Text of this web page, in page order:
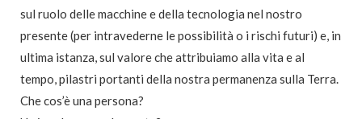
sul ruolo delle macchine e della tecnologia nel nostro
presente (per intravederne le possibilità o i rischi futuri) e, in
ultima istanza, sul valore che attribuiamo alla vita e al
tempo, pilastri portanti della nostra permanenza sulla Terra.
Che cos’è una persona?